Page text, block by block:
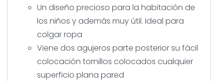
Un diseño precioso para la habitación de
los niños y además muy útil. Ideal para
colgar ropa
Viene dos agujeros parte posterior su fácil
colocación tornillos colocados cualquier
superficio plana pared